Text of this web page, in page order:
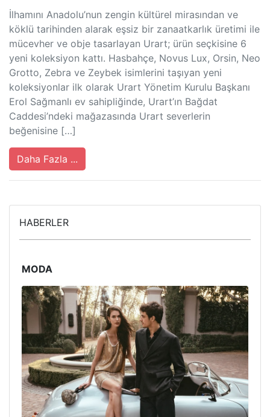
İlhamını Anadolu’nun zengin kültürel mirasından ve
köklü tarihinden alarak eşsiz bir zanaatkarlık üretimi ile
mücevher ve obje tasarlayan Urart; ürün seçkisine 6
yeni koleksiyon kattı. Hasbahçe, Novus Lux, Orsin, Neo
Grotto, Zebra ve Zeybek isimlerini taşıyan yeni
koleksiyonlar ilk olarak Urart Yönetim Kurulu Başkanı
Erol Sağmanlı ev sahipliğinde, Urart’ın Bağdat
Caddesi’ndeki mağazasında Urart severlerin
beğenisine […]
Daha Fazla ...
HABERLER
MODA